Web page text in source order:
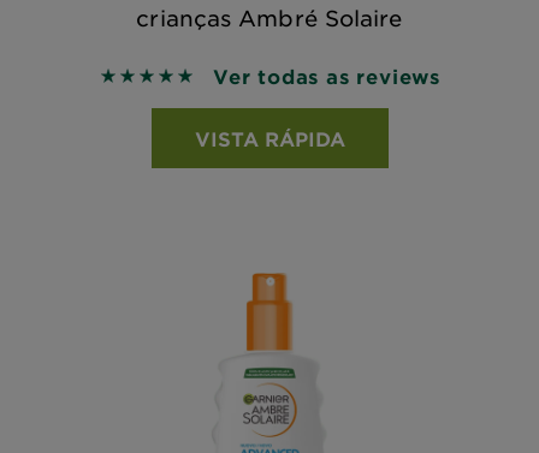
crianças Ambré Solaire
5 out of 5 stars based on reviews
Ver todas as reviews
VISTA RÁPIDA